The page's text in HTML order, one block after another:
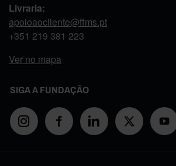
Livraria:
apoioaocliente@ffms.pt
+351 219 381 223
Ver no mapa
SIGA A FUNDAÇÃO